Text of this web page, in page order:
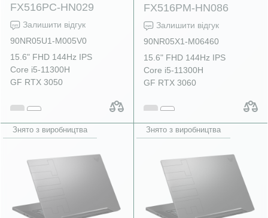
FX516PC-HN029
Залишити відгук
90NR05U1-M005V0
15.6" FHD 144Hz IPS
Core i5-11300H
GF RTX 3050
FX516PM-HN086
Залишити відгук
90NR05X1-M06460
15.6" FHD 144Hz IPS
Core i5-11300H
GF RTX 3060
Знято з виробництва Знято з виробництва